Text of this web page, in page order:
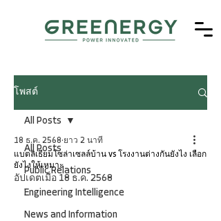
โพสต์
All Posts
Public Relations
Engineering Intelligence
News and Information
All Posts
แบตลิเธียมโซล่าเซลล์บ้าน vs โรงงานต่างกันยังไง เลือก
ยังไงให้เหมาะ
18 ธ.ค. 2568 ยาว 2 นาที
อัปเดตเมื่อ 18 ธ.ค. 2568